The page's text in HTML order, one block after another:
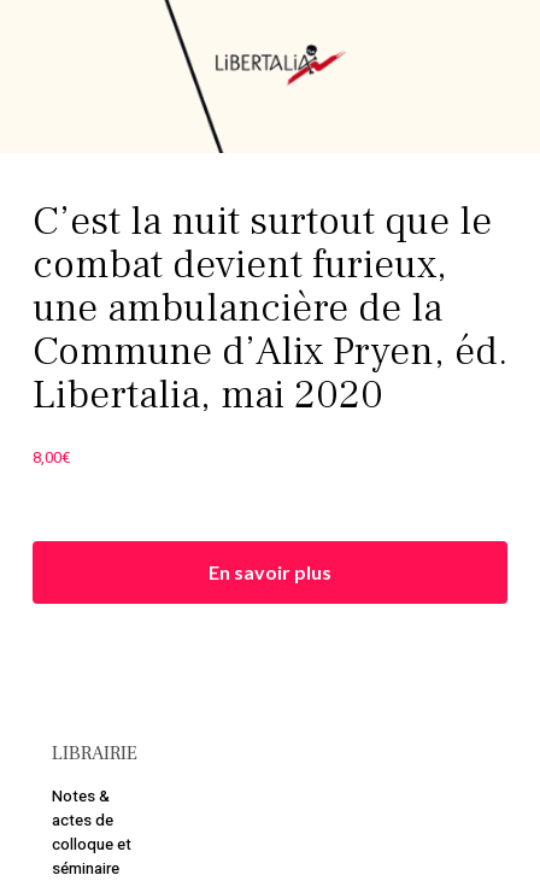
C’est la nuit surtout que le
combat devient furieux,
une ambulancière de la
Commune d’Alix Pryen, éd.
Libertalia, mai 2020
8,00€
En savoir plus
LIBRAIRIE
Notes &
actes de
colloque et
séminaire